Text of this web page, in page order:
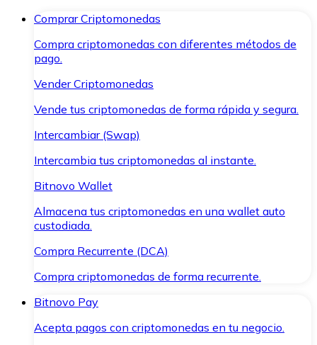
Comprar Criptomonedas
Compra criptomonedas con diferentes métodos de
pago.
Vender Criptomonedas
Vende tus criptomonedas de forma rápida y segura.
Intercambiar (Swap)
Intercambia tus criptomonedas al instante.
Bitnovo Wallet
Almacena tus criptomonedas en una wallet auto
custodiada.
Compra Recurrente (DCA)
Compra criptomonedas de forma recurrente.
Bitnovo Pay
Acepta pagos con criptomonedas en tu negocio.